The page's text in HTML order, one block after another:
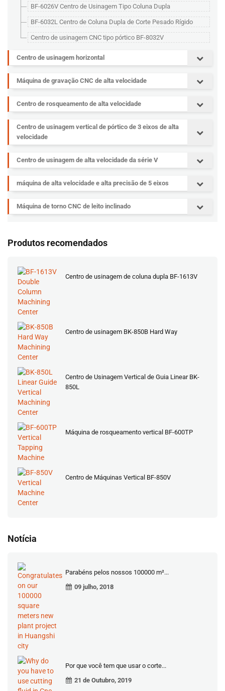
BF-6026V Centro de Usinagem Tipo Coluna Dupla
BF-6032L Centro de Coluna Dupla de Corte Pesado Rígido
Centro de usinagem CNC tipo pórtico BF-8032V
Centro de usinagem horizontal
Máquina de gravação CNC de alta velocidade
Centro de rosqueamento de alta velocidade
Centro de usinagem vertical de pórtico de 3 eixos de alta
velocidade
Centro de usinagem de alta velocidade da série V
máquina de alta velocidade e alta precisão de 5 eixos
Máquina de torno CNC de leito inclinado
Produtos recomendados
Centro de usinagem de coluna dupla BF-1613V
Centro de usinagem BK-850B Hard Way
Centro de Usinagem Vertical de Guia Linear BK-
850L
Máquina de rosqueamento vertical BF-600TP
Centro de Máquinas Vertical BF-850V
Notícia
Parabéns pelos nossos 100000 m²...
09 julho, 2018
Por que você tem que usar o corte...
21 de Outubro, 2019